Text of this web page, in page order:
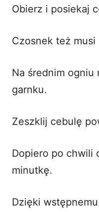
Obierz i posiekaj
Czosnek też musi
Na średnim
garnku.
Zeszklij cebulę
Dopiero po chwili
minutkę.
Dzięki